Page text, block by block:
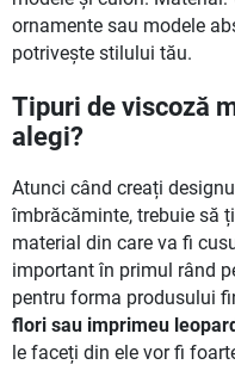
ornamente sau modele
potrivește stilului tău.
Tipuri de viscoză
alegi?
Atunci când creați
îmbrăcăminte, trebuie să
material din care va fi
important în primul rând
pentru forma produsului
flori sau imprimeu leopard
le faceți din ele vor fi